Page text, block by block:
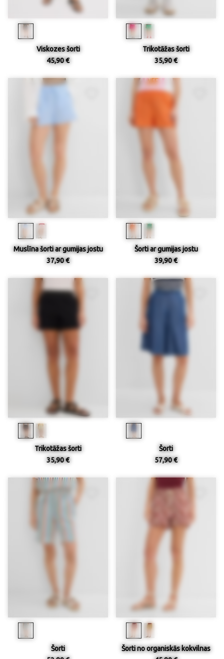
Viskozes šorti
45,90 €
Trikotāžas šorti
35,90 €
Muslīna šorti ar gumijas jostu
37,90 €
Šorti ar gumijas jostu
39,90 €
Trikotāžas šorti
35,90 €
Šorti
57,90 €
Šorti
Šorti no organiskās kokvilnas